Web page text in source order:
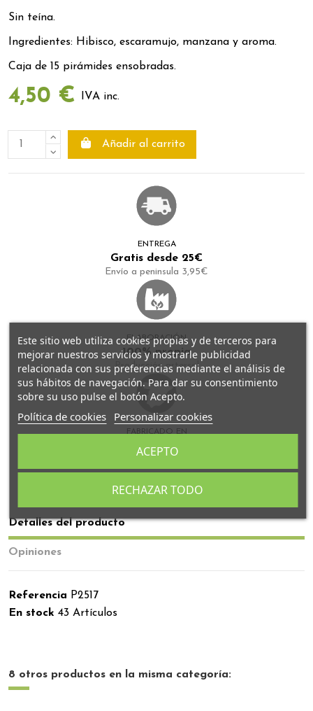
Sin teína.
Ingredientes: Hibisco, escaramujo, manzana y aroma.
Caja de 15 pirámides ensobradas.
4,50 € IVA inc.
Añadir al carrito
ENTREGA
Gratis desde 25€
Envío a peninsula 3,95€
ELABORACIÓN
100% propia
Producción artersal
FABRICADO EN
España
Detalles del producto
Opiniones
Referencia P2517
En stock 43 Artículos
8 otros productos en la misma categoría:
Este sitio web utiliza cookies propias y de terceros para
mejorar nuestros servicios y mostrarle publicidad
relacionada con sus preferencias mediante el análisis de
sus hábitos de navegación. Para dar su consentimiento
sobre su uso pulse el botón Acepto.
Política de cookies Personalizar cookies
RECHAZAR TODO
ACEPTO